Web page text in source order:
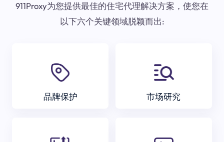
911Proxy为您提供最佳的住宅代理解决方案，使您在
以下六个关键领域脱颖而出:
品牌保护 市场研究